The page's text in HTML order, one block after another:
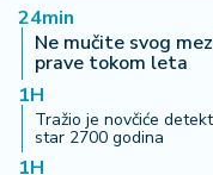
24min
Ne mučite svog
prave tokom leta
1H
Tražio je novčiće
star 2700 godina
1H